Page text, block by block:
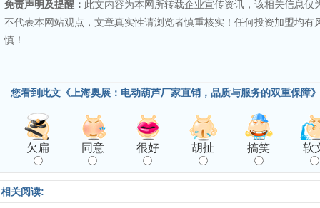
免责声明及提醒： 此文内容为本网所转载企业宣传资讯，该相关信息仅
不代表本网站观点，文章真实性请浏览者慎重核实！任何投资加盟均有
慎！
您看到此文《上海奥展：电动葫芦厂家直销，品质与服务的双重保障
欠扁 同意 很好 胡扯 搞笑 软
相关阅读: